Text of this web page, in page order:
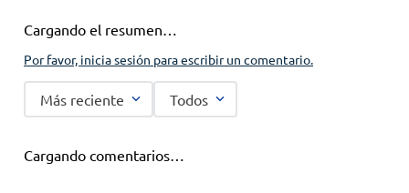
Cargando el resumen…
Por favor, inicia sesión para escribir un comentario.
Más reciente Todos
Cargando comentarios…